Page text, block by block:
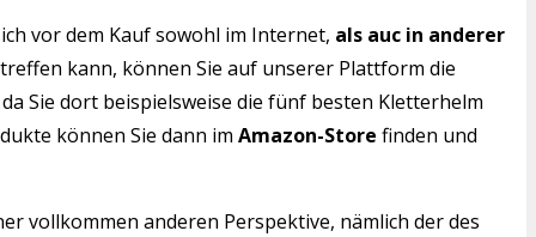
vor dem Kauf sowohl im Internet, als auc in anderer
kann, können Sie auf unserer Plattform die
Sie dort beispielsweise die fünf besten Kletterhelm
können Sie dann im Amazon-Store finden und
vollkommen anderen Perspektive, nämlich der des